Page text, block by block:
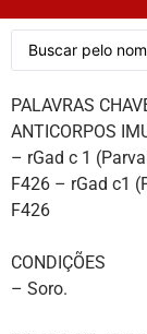
PALAVRAS
ANTICORPOS
– rGad c 1
F426 – rGad c1
F426
CONDIÇÕES
– Soro.